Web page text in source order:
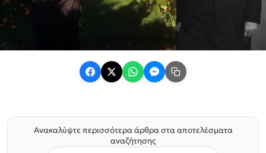
Ανακαλύψτε περισσότερα άρθρα στα αποτελέσματα
αναζήτησης